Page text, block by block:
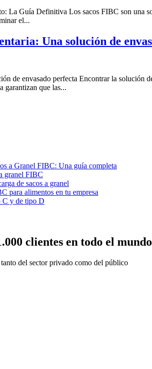
La Guía Definitiva Los sacos FIBC son una
el...
Una solución de
de envasado perfecta Encontrar la solución
garantizan que las...
a Granel FIBC: Una guía completa
granel FIBC
de sacos a granel
para alimentos en tu empresa
C y de tipo D
clientes en todo el mundo
del sector privado como del público